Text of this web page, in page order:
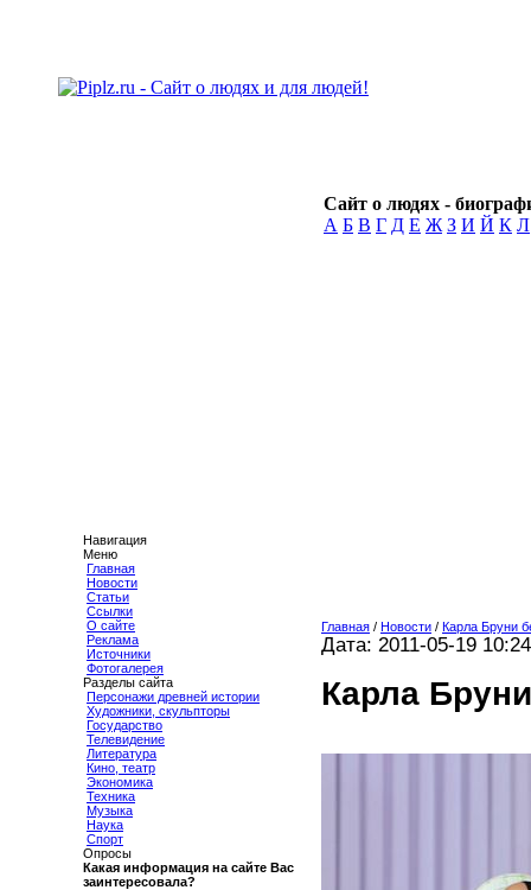
Сайт о людях -
А Б В Г Д Е Ж З И Й К Л
Навигация
Меню
Главная
Новости
Статьи
Ссылки
О сайте
Реклама
Источники
Фотогалерея
Разделы сайта
Персонажи древней истории
Художники, скульпторы
Государство
Телевидение
Литература
Кино, театр
Экономика
Техника
Музыка
Наука
Спорт
Опросы
Какая информация на сайте Вас
заинтересовала?
Главная / Новости / Карла Бруни
Дата: 2011-05-19 10:24
Карла